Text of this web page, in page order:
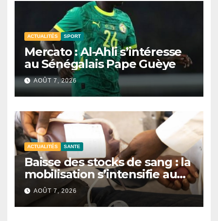
ACTUALITÉS SPORT
Mercato : Al-Ahli s’intéresse
au Sénégalais Pape Guèye
AOÛT 7, 2026
ACTUALITÉS SANTE
Baisse des stocks de sang : la
mobilisation s’intensifie au
CNTS de Dakar.
AOÛT 7, 2026